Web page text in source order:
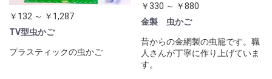
￥132 ～ ￥1,287
TV型虫かご
プラスティックの虫かご
￥330 ～ ￥880
金製 虫かご
昔からの金網製の虫籠です。職
人さんが丁寧に作り上げていま
す。